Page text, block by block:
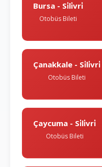
Bursa - Si̇li̇vri̇
Otobüs Bileti
Çanakkale - Si̇li̇vri̇
Otobüs Bileti
Çaycuma - Si̇li̇vri̇
Otobüs Bileti